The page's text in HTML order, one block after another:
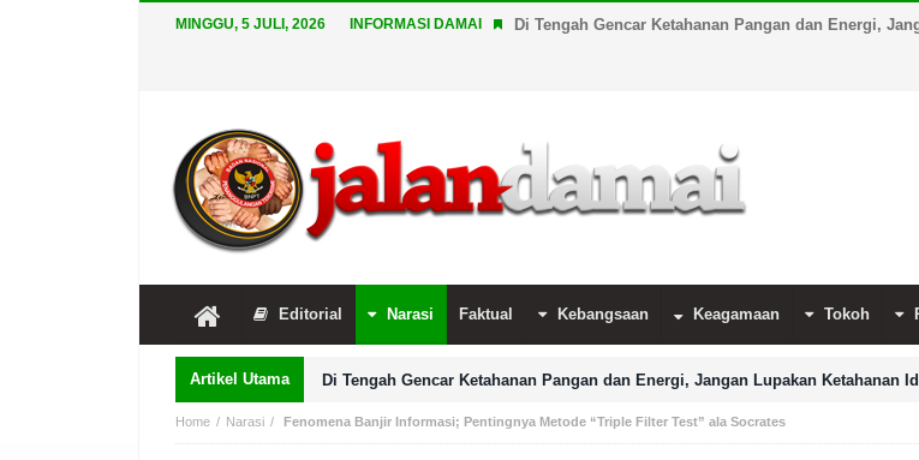
MINGGU, 5 JULI, 2026 INFORMASI DAMAI Di Tengah Gencar Ketahanan Pangan dan Energi,
Editorial Narasi Faktual Kebangsaan Keagamaan Tokoh
Artikel Utama Di Tengah Gencar Ketahanan Pangan dan Energi, Jangan Lupakan Ketahanan
Home Narasi Fenomena Banjir Informasi; Pentingnya Metode “Triple Filter Test” ala Socrates